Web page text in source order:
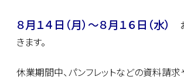
８月１４日（月）～８月１６日（水）
きます。
休業期間中、パンフレットなどの資料請